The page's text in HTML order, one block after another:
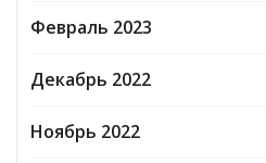
Февраль 2023
Декабрь 2022
Ноябрь 2022